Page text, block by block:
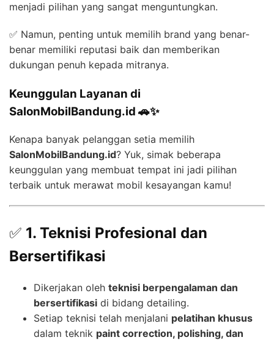
menjadi pilihan yang sangat menguntungkan.
✅ Namun, penting untuk memilih brand yang benar-
benar memiliki reputasi baik dan memberikan
dukungan penuh kepada mitranya.
Keunggulan Layanan di
SalonMobilBandung.id 🚗✨
Kenapa banyak pelanggan setia memilih
SalonMobilBandung.id? Yuk, simak beberapa
keunggulan yang membuat tempat ini jadi pilihan
terbaik untuk merawat mobil kesayangan kamu!
✅ 1. Teknisi Profesional dan
Bersertifikasi
Dikerjakan oleh teknisi berpengalaman dan
bersertifikasi di bidang detailing.
Setiap teknisi telah menjalani pelatihan khusus
dalam teknik paint correction, polishing, dan